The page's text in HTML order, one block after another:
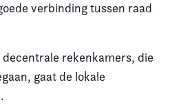
verbinding tussen raad
rekenkamers, die
gaat de lokale